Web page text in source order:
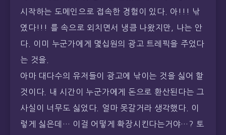
시작하는 도메인으로 접속한 경험이 있다. 아!!! 낚
였다!!! 를 속으로 외치면서 냉큼 나왔지만, 나는 안
다. 이미 누군가에게 몇십원의 광고 트레픽을 주었다
는 것을.
아마 대다수의 유저들이 광고에 낚이는 것을 싫어 할
것이다. 내 시간이 누군가에게 돈으로 환산된다는 그
사실이 너무도 싫었다. 얼마 못갈거라 생각했다. 이
렇게 싫은데… 이걸 어떻게 확장시킨다는거야…? 토